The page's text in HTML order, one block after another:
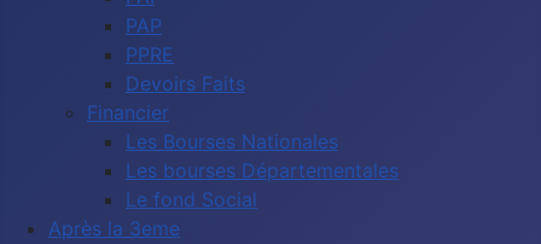
PAP
PPRE
Devoirs Faits
Financier
Les Bourses Nationales
Les bourses Départementales
Le fond Social
Après la 3eme